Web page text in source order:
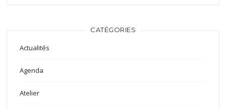
CATÉGORIES
Actualités
Agenda
Atelier